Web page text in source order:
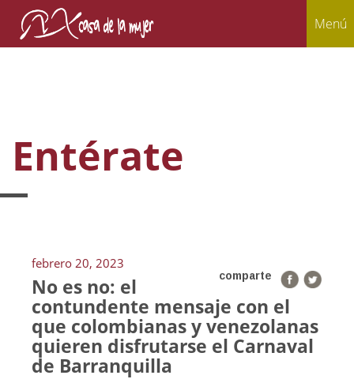
Menú
Entérate
febrero 20, 2023
comparte
No es no: el
contundente mensaje con el
que colombianas y venezolanas
quieren disfrutarse el Carnaval
de Barranquilla